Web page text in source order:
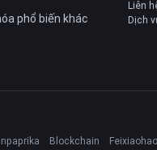
phổ biến khác
Liên
Dịch
Blockchain Feixiaohao